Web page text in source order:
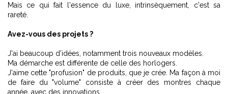
Mais ce qui fait l'essence du luxe, intrinsèquement, c'est sa
rareté.
Avez-vous des projets ?
J'ai beaucoup d'idées, notamment trois nouveaux modèles.
Ma démarche est différente de celle des horlogers.
J'aime cette "profusion" de produits, que je crée. Ma façon à moi
de faire du "volume" consiste à créer des montres chaque
année, avec des innovations.